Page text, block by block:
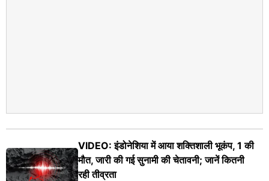
VIDEO: इंडोनेशिया में आया शक्तिशाली भूकंप, 1 की
मौत, जारी की गई सुनामी की चेतावनी; जानें कितनी
रही तीव्रता